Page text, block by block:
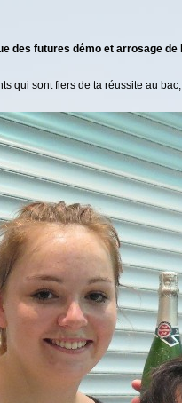
des futures démo et arrosage
qui sont fiers de ta réussite au